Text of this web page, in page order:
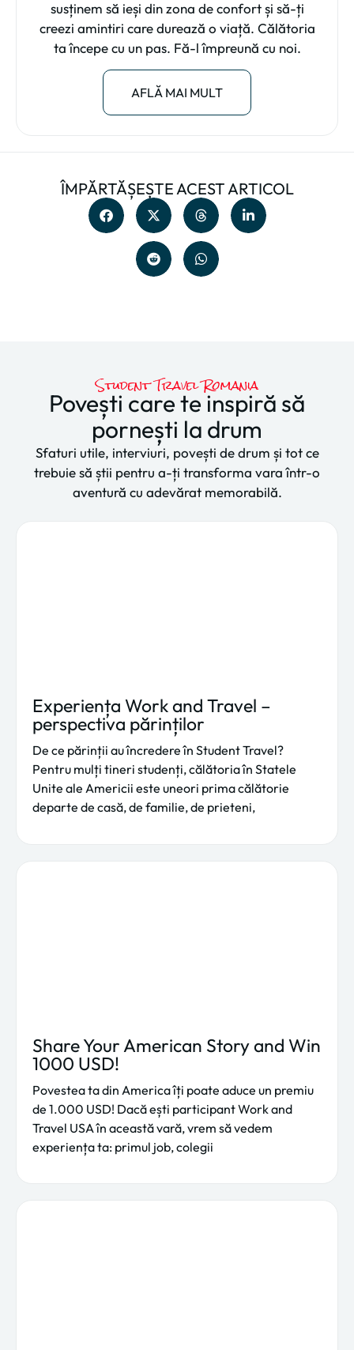
susținem să ieși din zona de confort și să-ți
creezi amintiri care durează o viață. Călătoria
ta începe cu un pas. Fă-l împreună cu noi.
AFLĂ MAI MULT
ÎMPĂRTĂȘEȘTE ACEST ARTICOL
Student Travel Romania
Povești care te inspiră să
pornești la drum
Sfaturi utile, interviuri, povești de drum și tot ce
trebuie să știi pentru a-ți transforma vara într-o
aventură cu adevărat memorabilă.
Experiența Work and Travel –
perspectiva părinților
De ce părinții au încredere în Student Travel?
Pentru mulți tineri studenți, călătoria în Statele
Unite ale Americii este uneori prima călătorie
departe de casă, de familie, de prieteni,
Share Your American Story and Win
1000 USD!
Povestea ta din America îți poate aduce un premiu
de 1.000 USD! Dacă ești participant Work and
Travel USA în această vară, vrem să vedem
experiența ta: primul job, colegii